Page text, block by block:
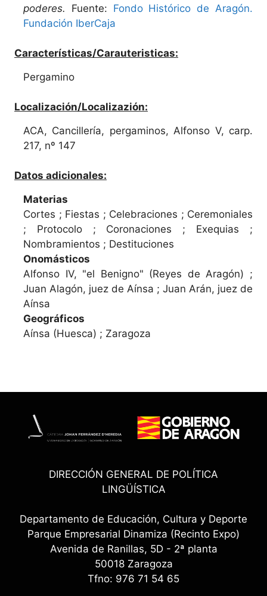
poderes. Fuente: Fondo Histórico de Aragón.
Fundación IberCaja
Características/Carauteristicas:
Pergamino
Localización/Localizazión:
ACA, Cancillería, pergaminos, Alfonso V, carp.
217, nº 147
Datos adicionales:
Materias
Cortes ; Fiestas ; Celebraciones ; Ceremoniales
; Protocolo ; Coronaciones ; Exequias ;
Nombramientos ; Destituciones
Onomásticos
Alfonso IV, "el Benigno" (Reyes de Aragón) ;
Juan Alagón, juez de Aínsa ; Juan Arán, juez de
Aínsa
Geográficos
Aínsa (Huesca) ; Zaragoza
DIRECCIÓN GENERAL DE POLÍTICA
LINGÜÍSTICA
Departamento de Educación, Cultura y Deporte
Parque Empresarial Dinamiza (Recinto Expo)
Avenida de Ranillas, 5D - 2ª planta
50018 Zaragoza
Tfno: 976 71 54 65